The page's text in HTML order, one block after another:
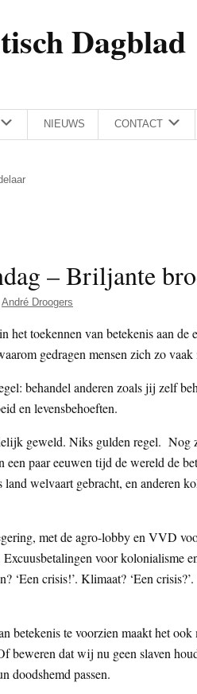
Dagblad
NIEUWS CONTACT
– Briljante
André Droogers
het toekennen van betekenis aan
gedragen mensen zich zo
behandel anderen zoals jij zelf
en levensbehoeften.
geweld. Niks gulden regel. Nog
paar eeuwen tijd de wereld de
land welvaart gebracht, en anderen
met de agro-lobby en VVD
voor kolonialisme
‘Een crisis!’. Klimaat? ‘Een
betekenis te voorzien maakt het
beweren dat wij nu geen slaven
doodshemd passen.